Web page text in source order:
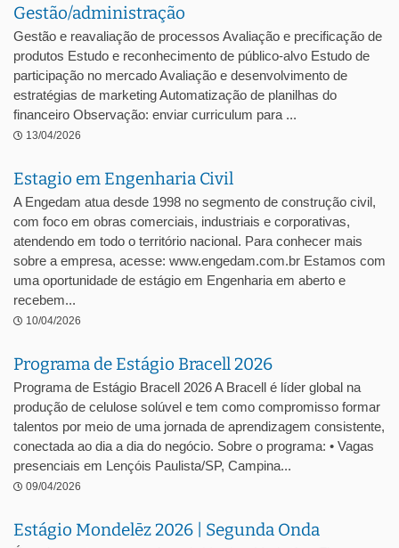
Gestão/administração
Gestão e reavaliação de processos Avaliação e precificação de
produtos Estudo e reconhecimento de público-alvo Estudo de
participação no mercado Avaliação e desenvolvimento de
estratégias de marketing Automatização de planilhas do
financeiro Observação: enviar curriculum para ...
13/04/2026
Estagio em Engenharia Civil
A Engedam atua desde 1998 no segmento de construção civil,
com foco em obras comerciais, industriais e corporativas,
atendendo em todo o território nacional. Para conhecer mais
sobre a empresa, acesse: www.engedam.com.br Estamos com
uma oportunidade de estágio em Engenharia em aberto e
recebem...
10/04/2026
Programa de Estágio Bracell 2026
Programa de Estágio Bracell 2026 A Bracell é líder global na
produção de celulose solúvel e tem como compromisso formar
talentos por meio de uma jornada de aprendizagem consistente,
conectada ao dia a dia do negócio. Sobre o programa: • Vagas
presenciais em Lençóis Paulista/SP, Campina...
09/04/2026
Estágio Mondelēz 2026 | Segunda Onda